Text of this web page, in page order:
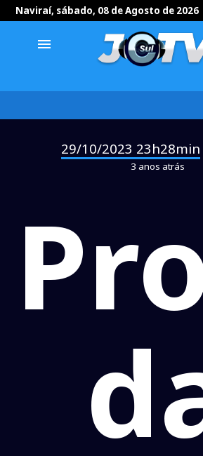
Naviraí, sábado, 08 de Agosto de 2026
menu
29/10/2023 23h28min
3 anos atrás